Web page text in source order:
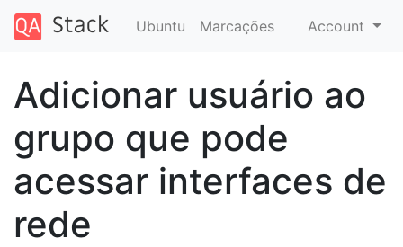
Ubuntu Marcações Account
Adicionar usuário ao
grupo que pode
acessar interfaces de
rede